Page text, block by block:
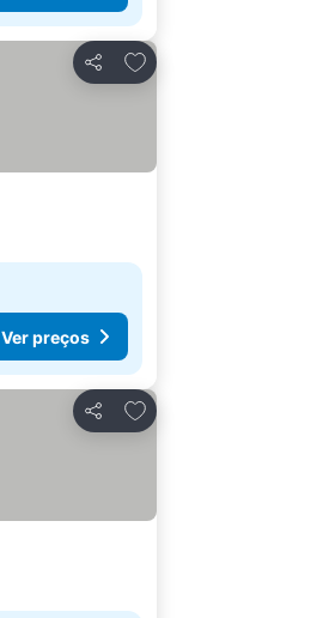
Partilhar
Adicionar aos favoritos
Ver preços
Partilhar
Adicionar aos favoritos